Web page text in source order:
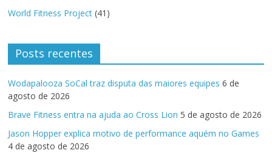
World Fitness Project (41)
Posts recentes
Wodapalooza SoCal traz disputa das maiores equipes 6 de
agosto de 2026
Brave Fitness entra na ajuda ao Cross Lion 5 de agosto de 2026
Jason Hopper explica motivo de performance aquém no Games
4 de agosto de 2026